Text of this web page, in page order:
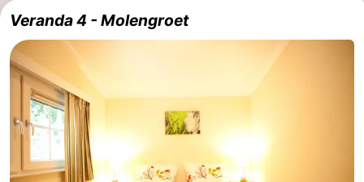
Veranda 4 - Molengroet